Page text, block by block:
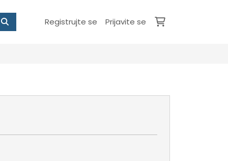
Registrujte se Prijavite se